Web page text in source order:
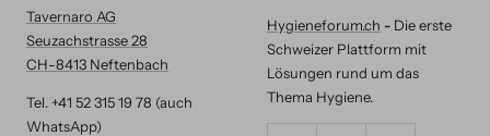
Tavernaro AG
Seuzachstrasse 28
CH-8413 Neftenbach
Tel. +41 52 315 19 78 (auch
WhatsApp)
Hygieneforum.ch - Die erste
Schweizer Plattform mit
Lösungen rund um das
Thema Hygiene.